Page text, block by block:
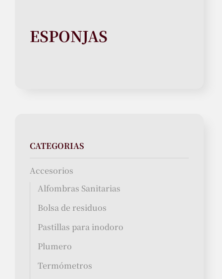
ESPONJAS
CATEGORIAS
Accesorios
Alfombras Sanitarias
Bolsa de residuos
Pastillas para inodoro
Plumero
Termómetros